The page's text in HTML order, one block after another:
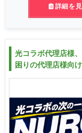
詳細を
光コラボ代理店様
困りの代理店様向